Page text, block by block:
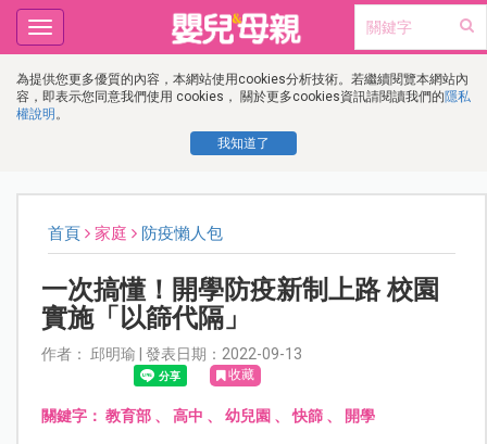
為提供您更多優質的內容，本網站使用cookies分析技術。若繼續閱覽本網站內
容，即表示您同意我們使用 cookies， 關於更多cookies資訊請閱讀我們的隱私
權說明 。
我知道了
Toggle
navigation
首頁 家庭 防疫懶人包
一次搞懂！開學防疫新制上路 校園
實施「以篩代隔」
作者： 邱明瑜 | 發表日期：2022-09-13
收藏
關鍵字： 教育部、 高中 、 幼兒園 、快篩、 開學